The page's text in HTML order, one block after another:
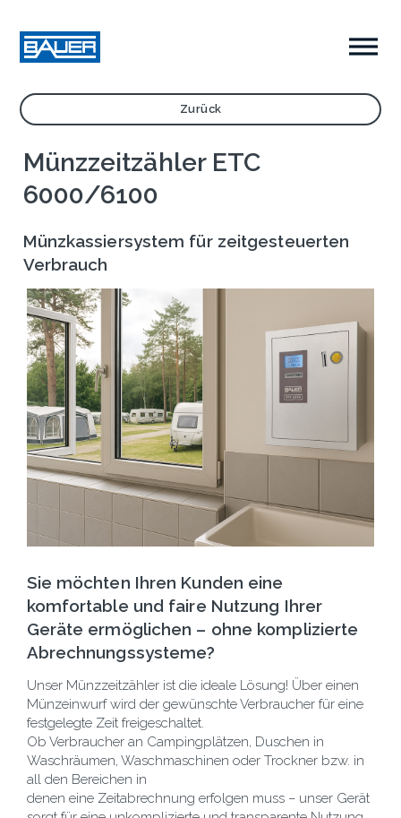
Zurück
Münzzeitzähler ETC
6000/6100
Münzkassiersystem für zeitgesteuerten
Verbrauch
Sie möchten Ihren Kunden eine
komfortable und faire Nutzung Ihrer
Geräte ermöglichen – ohne komplizierte
Abrechnungssysteme?
Unser Münzzeitzähler ist die ideale Lösung! Über einen
Münzeinwurf wird der gewünschte Verbraucher für eine
festgelegte Zeit freigeschaltet.
Ob Verbraucher an Campingplätzen, Duschen in
Waschräumen, Waschmaschinen oder Trockner bzw. in
all den Bereichen in
denen eine Zeitabrechnung erfolgen muss – unser Gerät